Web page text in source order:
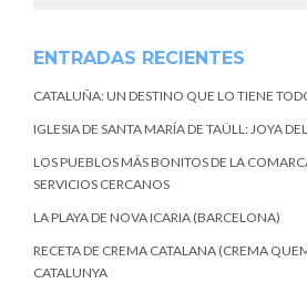
ENTRADAS RECIENTES
CATALUÑA: UN DESTINO QUE LO TIENE
IGLESIA DE SANTA MARÍA DE TAÜLL: JOYA
LOS PUEBLOS MÁS BONITOS DE LA
SERVICIOS CERCANOS
LA PLAYA DE NOVA ICARIA (BARCELONA)
RECETA DE CREMA CATALANA (CREMA
CATALUNYA